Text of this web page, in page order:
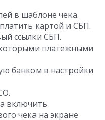
в шаблоне чека.
картой и СБП.
ссылки СБП.
платежными
банком в настройки
включить
чека на экране